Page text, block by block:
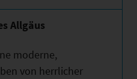
Allgäus
moderne,
von herrlicher